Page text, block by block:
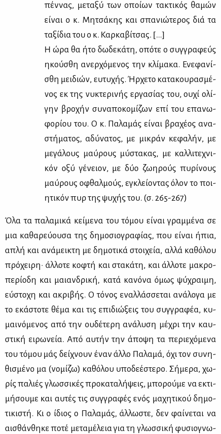
πέν­νας, με­τα­ξύ των οποί­ων τα­κτι­κός θα­μών
εί­ναι ο κ. Μη­τσά­κης και σπα­νιώ­τε­ρος διά τα
τα­ξί­δια του ο κ. Καρ­κα­βί­τσας. […]
Η ώρα θα ήτο δω­δε­κά­τη, οπό­τε ο συγ­γρα­φεύς
ηκού­σθη ανερ­χό­με­νος την κλί­μα­κα. Ενε­φα­νί­
σθη μει­διών, ευ­τυ­χής. Ήρ­χε­το κα­τα­κου­ρα­σμέ­
νος εκ της νυ­κτε­ρι­νής ερ­γα­σί­ας του, ου­χί ολί­
γην βρο­χήν συ­να­πο­κο­μί­ζων επί του επα­νω­
φο­ρί­ου του. Ο κ. Πα­λα­μάς εί­ναι βρα­χέ­ος ανα­
στή­μα­τος, αδύ­να­τος, με μι­κράν κε­φα­λήν, με
με­γά­λους μαύ­ρους μύ­στα­κας, με καλ­λι­τε­χνι­
κόν οξύ γέ­νειον, με δύο ζω­η­ρούς πυ­ρί­νους
μαύ­ρους οφθαλ­μούς, εγκλεί­ο­ντας όλον το ποι­
η­τι­κόν πυρ της ψυ­χής του. (σ. 265-267)
Όλα τα πα­λα­μι­κά κεί­με­να του τό­μου εί­ναι γραμ­μέ­να σε
μια κα­θα­ρεύ­ου­σα της δη­μο­σιο­γρα­φί­ας, που εί­ναι ήπια,
απλή και ανά­μει­κτη με δη­μο­τι­κά στοι­χεία, αλ­λά κα­θό­λου
πρό­χει­ρη· άλ­λο­τε κο­φτή και στα­κά­τη, και άλ­λο­τε μα­κρο­
πε­ρί­ο­δη και μαιαν­δρι­κή, κα­τά κα­νό­να όμως ψύ­χραι­μη,
εύ­στο­χη και ακρι­βής. Ο τό­νος εναλ­λάσ­σε­ται ανά­λο­γα με
το εκά­στο­τε θέ­μα και τις επι­διώ­ξεις του συγ­γρα­φέα, κυ­
μαι­νό­με­νος από την ου­δέ­τε­ρη ανά­λυ­ση μέ­χρι την καυ­
στι­κή ει­ρω­νεία. Από αυ­τήν την άπο­ψη τα πε­ριε­χό­με­να
του τό­μου μάς δεί­χνουν έναν άλ­λο Πα­λα­μά, όχι τον συ­νη­
θι­σμέ­νο μα (νο­μί­ζω) κα­θό­λου υπο­δε­έ­στε­ρο. Σή­με­ρα, χω­
ρίς πα­λιές γλωσ­σι­κές προ­κα­τα­λή­ψεις, μπο­ρού­με να εκτι­
μή­σου­με και αυ­τές τις συγ­γρα­φές ενός μα­χη­τι­κού δη­μο­
τι­κι­στή. Κι ο ίδιος ο Πα­λα­μάς, άλ­λω­στε, δεν φαί­νε­ται να
αι­σθάν­θη­κε πο­τέ με­τα­μέ­λεια για τη γλωσ­σι­κή φυ­σιο­γνω­